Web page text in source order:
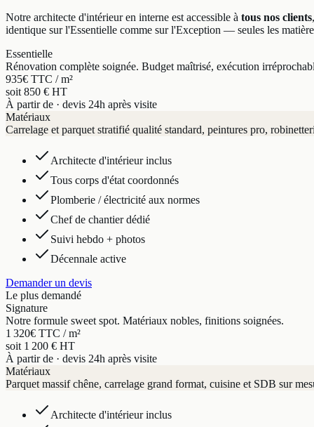
Notre architecte d'intérieur en interne est accessible à tous nos clients
identique sur l'Essentielle comme sur l'Exception — seules les
Essentielle
Rénovation complète soignée. Budget maîtrisé, exécution
935€ TTC / m²
soit 850 € HT
À partir de · devis 24h après visite
Matériaux
Carrelage et parquet stratifié qualité standard, peintures pro,
Architecte d'intérieur inclus
Tous corps d'état coordonnés
Plomberie / électricité aux normes
Chef de chantier dédié
Suivi hebdo + photos
Décennale active
Demander un devis
Le plus demandé
Signature
Notre formule sweet spot. Matériaux nobles, finitions soignées.
1 320€ TTC / m²
soit 1 200 € HT
À partir de · devis 24h après visite
Matériaux
Parquet massif chêne, carrelage grand format, cuisine et SDB sur
Architecte d'intérieur inclus